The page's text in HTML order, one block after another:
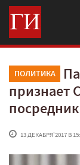
ПОЛИТИКА
признает
13 ДЕКАБРЯ'2017 В